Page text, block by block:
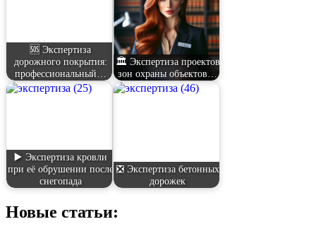
🆘 Экспертиза
дорожного покрытия:
профессиональный…
🏛️ Экспертиза проектов
зон охраны объектов…
▶️ Экспертиза кровли
при её обрушении после
снегопада
❎ Экспертиза бетонных
дорожек
Новые статьи: